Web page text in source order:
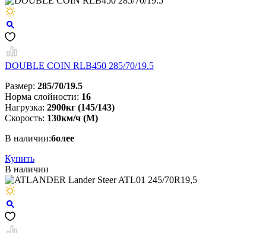
DOUBLE COIN RLB450 285/70/19.5
Размер: 285/70/19.5
Норма слойности: 16
Нагрузка: 2900кг (145/143)
Скорость: 130км/ч (М)
В наличии:более
Купить
В наличии